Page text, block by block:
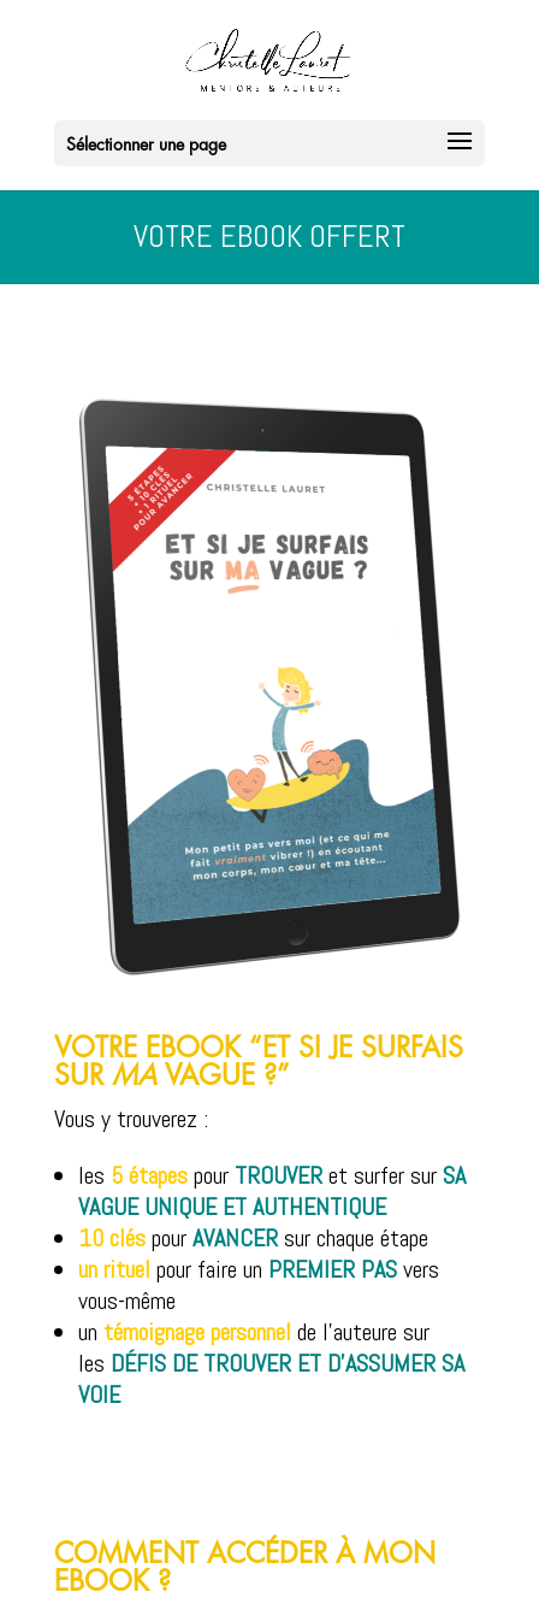
Sélectionner une page
VOTRE EBOOK OFFERT
VOTRE EBOOK “ET SI JE SURFAIS
SUR MAVAGUE ?”
Vous y trouverez :
les 5 étapespour TROUVER et surfer surSA
VAGUE UNIQUE ET AUTHENTIQUE
10 cléspour AVANCER sur chaque étape
un rituel pour faire un PREMIER PAS vers
vous-même
un témoignage personnel de l’auteure sur
les DÉFIS DE TROUVER ET D’ASSUMER SA
VOIE
COMMENT ACCÉDER À MON
EBOOK ?